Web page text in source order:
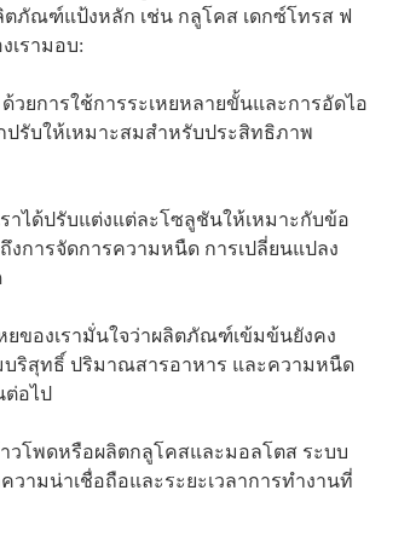
ตภัณฑ์แป้งหลัก เช่น กลูโคส เดกซ์โทรส ฟ
เรามอบ:
ด้วยการใช้การระเหยหลายขั้นและการอัดไอ
ปรับให้เหมาะสมสำหรับประสิทธิภาพ
ราได้ปรับแต่งแต่ละโซลูชันให้เหมาะกับข้อ
การจัดการความหนืด การเปลี่ยนแปลง
ยของเรามั่นใจว่าผลิตภัณฑ์เข้มข้นยังคง
ริสุทธิ์ ปริมาณสารอาหาร และความหนืด
อไป
วโพดหรือผลิตกลูโคสและมอลโตส ระบบ
วามน่าเชื่อถือและระยะเวลาการทำงานที่